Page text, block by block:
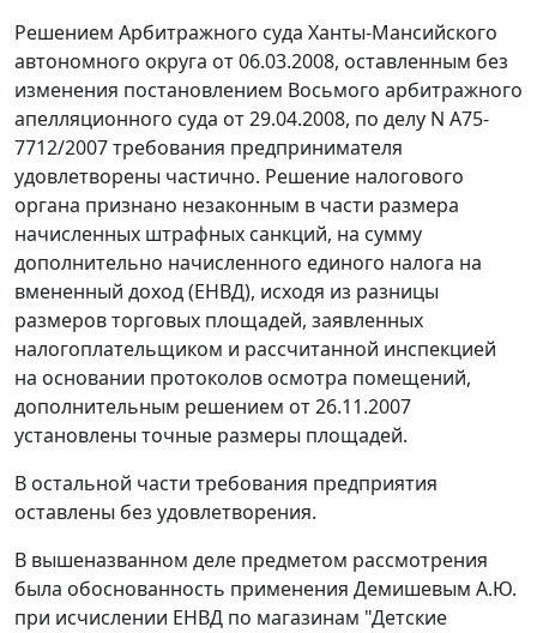
Решением Арбитражного суда Ханты-Мансийского
автономного округа от 06.03.2008, оставленным без
изменения постановлением Восьмого арбитражного
апелляционного суда от 29.04.2008, по делу N А75-
7712/2007 требования предпринимателя
удовлетворены частично. Решение налогового
органа признано незаконным в части размера
начисленных штрафных санкций, на сумму
дополнительно начисленного единого налога на
вмененный доход (ЕНВД), исходя из разницы
размеров торговых площадей, заявленных
налогоплательщиком и рассчитанной инспекцией
на основании протоколов осмотра помещений,
дополнительным решением от 26.11.2007
установлены точные размеры площадей.
В остальной части требования предприятия
оставлены без удовлетворения.
В вышеназванном деле предметом рассмотрения
была обоснованность применения Демишевым А.Ю.
при исчислении ЕНВД по магазинам "Детские